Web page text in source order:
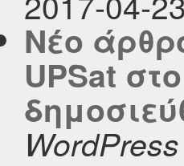
Νέο
UPSat
WordPress